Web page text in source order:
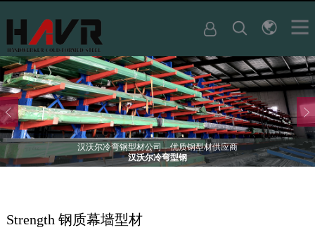
汉沃尔冷弯钢型材公司—优质钢型材供应商
汉沃尔冷弯型钢
Strength 钢质幕墙型材